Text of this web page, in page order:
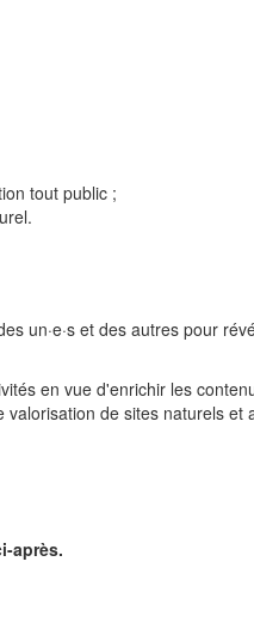
tout public ;
un·e·s et des autres pour
en vue d'enrichir les
de sites naturels
après.